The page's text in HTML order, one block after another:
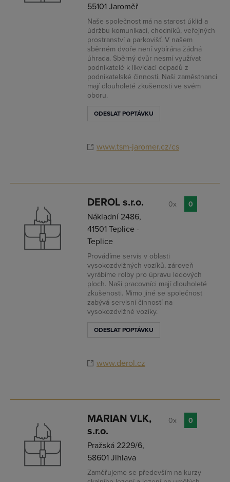
55101 Jaroměř
Naše společnost má na starost úklid a
údržbu komunikací, chodníků, veřejných
prostranství a parkovišť. V našem
sběrném dvoře není vybírána žádná
úhrada. Sběrný dvůr nesmí využívat
podnikatelé k likvidaci odpadů z
podnikatelské činnosti. Naši zaměstnanci
mají dlouholeté zkušenosti ve svém
oboru.
ODESLAT POPTÁVKU
www.tsm-jaromer.cz/cs
DEROL s.r.o.
Nákladní 2486,
41501 Teplice -
Teplice
Provádíme servis v oblasti
vysokozdvižných vozíků, zároveň
vyrábíme rolby pro úpravu ledových
ploch. Naši pracovníci mají dlouholeté
zkušenosti. Mimo jiné se společnost
zabývá servisní činností na
vysokozdvižné vozíky.
ODESLAT POPTÁVKU
www.derol.cz
0x 0
MARIAN VLK,
s.r.o.
Pražská 2229/6,
58601 Jihlava
Zaměřujeme se především na kurzy
0x 0